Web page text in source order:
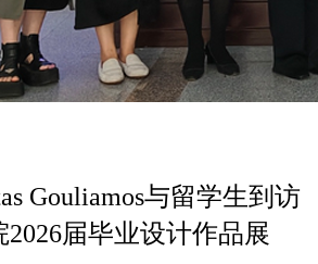
Gouliamos与留学生到访
届毕业设计作品展